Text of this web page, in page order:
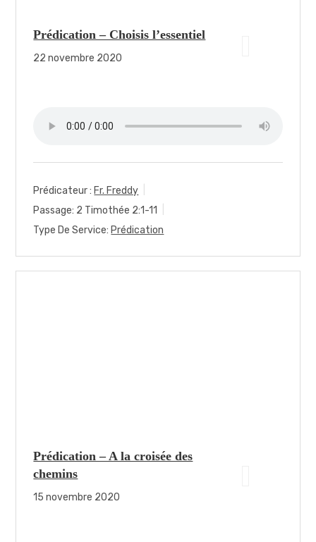
Prédication – Choisis l’essentiel
22 novembre 2020
Prédicateur : Fr. Freddy
Passage: 2 Timothée 2:1-11
Type De Service: Prédication
Prédication – A la croisée des
chemins
15 novembre 2020